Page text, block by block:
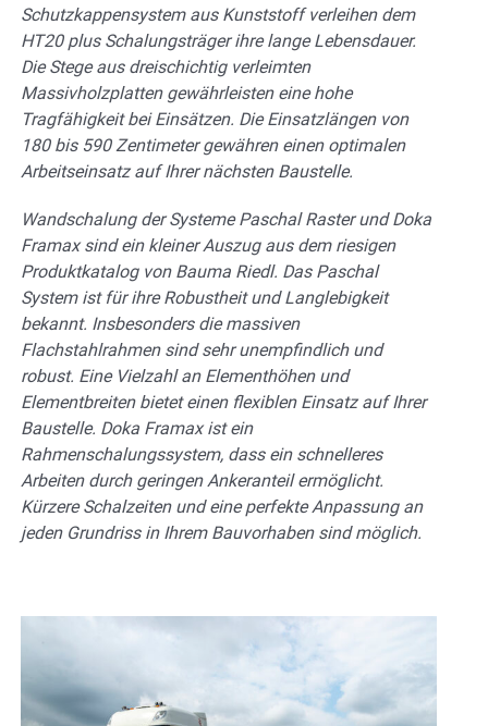
Schutzkappensystem aus Kunststoff verleihen dem
HT20 plus Schalungsträger ihre lange Lebensdauer.
Die Stege aus dreischichtig verleimten
Massivholzplatten gewährleisten eine hohe
Tragfähigkeit bei Einsätzen. Die Einsatzlängen von
180 bis 590 Zentimeter gewähren einen optimalen
Arbeitseinsatz auf Ihrer nächsten Baustelle.
Wandschalung der Systeme Paschal Raster und Doka
Framax sind ein kleiner Auszug aus dem riesigen
Produktkatalog von Bauma Riedl. Das Paschal
System ist für ihre Robustheit und Langlebigkeit
bekannt. Insbesonders die massiven
Flachstahlrahmen sind sehr unempfindlich und
robust. Eine Vielzahl an Elementhöhen und
Elementbreiten bietet einen flexiblen Einsatz auf Ihrer
Baustelle. Doka Framax ist ein
Rahmenschalungssystem, dass ein schnelleres
Arbeiten durch geringen Ankeranteil ermöglicht.
Kürzere Schalzeiten und eine perfekte Anpassung an
jeden Grundriss in Ihrem Bauvorhaben sind möglich.